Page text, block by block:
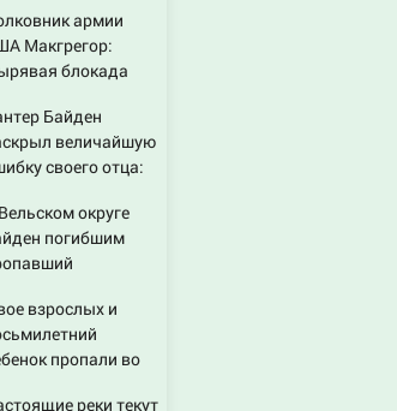
армии
Макгрегор:
блокада
ВМФ
за это полетят
Байден
величайшую
своего отца:
округе
погибшим
взрослых и
пропали во
реки текут